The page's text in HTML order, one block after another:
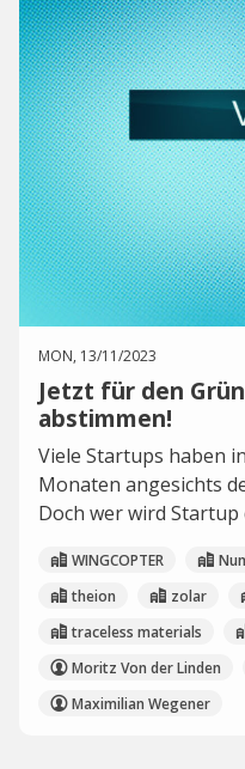
MON, 13/11/2023
Jetzt für den
abstimmen!
Viele Startups haben
Monaten angesichts
Doch wer wird Startup
WINGCOPTER
theion
zolar
traceless materials
Moritz Von der Linden
Maximilian Wegener